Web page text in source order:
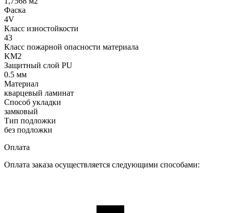
Фаска
4V
Класс изностойкости
43
Класс пожарной опасности материала
KM2
Защитный слой PU
0.5 мм
Материал
кварцевый ламинат
Способ укладки
замковый
Тип подложки
без подложки
Оплата
Оплата заказа осуществляется следующими способами: